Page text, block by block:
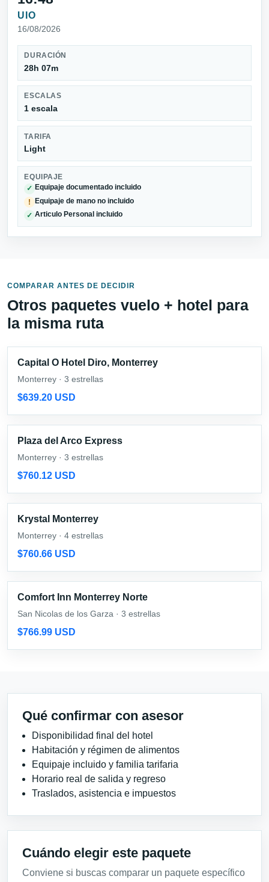
UIO
16/08/2026
DURACIÓN
28h 07m
ESCALAS
1 escala
TARIFA
Light
EQUIPAJE
✓ Equipaje documentado incluido
! Equipaje de mano no incluido
✓ Articulo Personal incluido
COMPARAR ANTES DE DECIDIR
Otros paquetes vuelo + hotel para
la misma ruta
Capital O Hotel Diro, Monterrey
Monterrey · 3 estrellas
$639.20 USD
Plaza del Arco Express
Monterrey · 3 estrellas
$760.12 USD
Krystal Monterrey
Monterrey · 4 estrellas
$760.66 USD
Comfort Inn Monterrey Norte
San Nicolas de los Garza · 3 estrellas
$766.99 USD
Qué confirmar con asesor
Disponibilidad final del hotel
Habitación y régimen de alimentos
Equipaje incluido y familia tarifaria
Horario real de salida y regreso
Traslados, asistencia e impuestos
Cuándo elegir este paquete
Conviene si buscas comparar un paquete específico